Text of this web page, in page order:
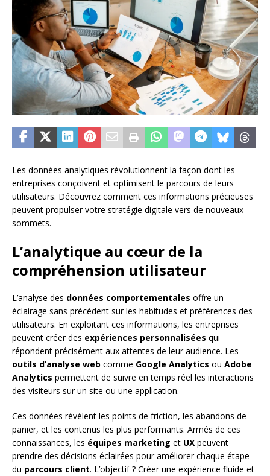
Les données analytiques révolutionnent la façon dont les
entreprises conçoivent et optimisent le parcours de leurs
utilisateurs. Découvrez comment ces informations précieuses
peuvent propulser votre stratégie digitale vers de nouveaux
sommets.
L’analytique au cœur de la
compréhension utilisateur
L’analyse des données comportementales offre un
éclairage sans précédent sur les habitudes et préférences des
utilisateurs. En exploitant ces informations, les entreprises
peuvent créer des expériences personnalisées qui
répondent précisément aux attentes de leur audience. Les
outils d’analyse web comme Google Analytics ou Adobe
Analytics permettent de suivre en temps réel les interactions
des visiteurs sur un site ou une application.
Ces données révèlent les points de friction, les abandons de
panier, et les contenus les plus performants. Armés de ces
connaissances, les équipes marketing et UX peuvent
prendre des décisions éclairées pour améliorer chaque étape
du parcours client. L’objectif ? Créer une expérience fluide et